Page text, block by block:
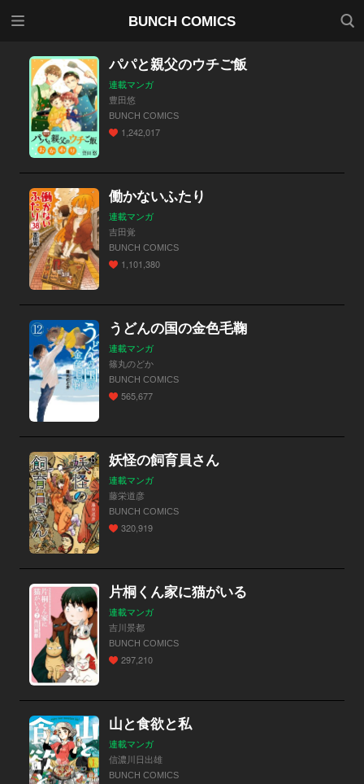
BUNCH COMICS
検索
パパと親父のウチご飯
連載マンガ
豊田悠
BUNCH COMICS
1,242,017
働かないふたり
連載マンガ
吉田覚
BUNCH COMICS
1,101,380
うどんの国の金色毛鞠
連載マンガ
篠丸のどか
BUNCH COMICS
565,677
妖怪の飼育員さん
連載マンガ
藤栄道彦
BUNCH COMICS
320,919
片桐くん家に猫がいる
連載マンガ
吉川景都
BUNCH COMICS
297,210
山と食欲と私
連載マンガ
信濃川日出雄
BUNCH COMICS